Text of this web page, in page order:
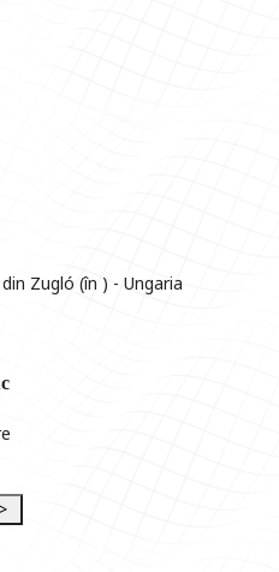
Zugló (în ) - Ungaria